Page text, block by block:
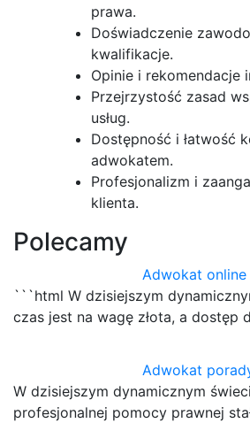
prawa.
Doświadczenie
kwalifikacje.
Opinie i rekomendacje
Przejrzystość zasad
usług.
Dostępność i łatwość
adwokatem.
Profesjonalizm i
klienta.
Polecamy
Adwokat
```html W dzisiejszym
czas jest na wagę złota, a dostęp
Adwokat
W dzisiejszym dynamicznym
profesjonalnej pomocy prawnej